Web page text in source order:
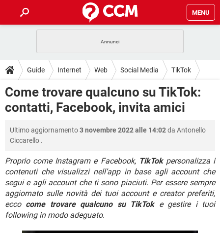
MENU
INTRATTENIMENTO ANDROID
iOS WINDOWS 10
INSTAGRAM WHATSAPP
HARDWARE
GUIDE
COVID-19
INTRATTENIMENTO ANDROID
INSTAGRAM WHATSAPP
HARDWARE
DOWNLOAD
COVID-19 GAMING
iOS
INSTAGRAM WHATSAPP
TIKTOK FACEBOOK
HARDWARE
FORUM
COVID-19 GAMING
iOS WINDOWS 10
INSTAGRAM WHATSAPP
TIKTOK FACEBOOK
HARDWARE
GLOSSARIO
COVID-19 GAMING
INTRATTENIMENTO ANDROID
iOS WINDOWS 10
INSTAGRAM WHATSAPP
Guide Internet Web Social Media TikTok
Come trovare qualcuno su TikTok:
contatti, Facebook, invita amici
Ultimo aggiornamento3 novembre 2022 alle 14:02da Antonello
Ciccarello .
Proprio come Instagram e Facebook, TikTokpersonalizza i
contenuti che visualizzi nell’app in base agli account che
segui e agli account che ti sono piaciuti. Per essere sempre
aggiornato sulle novità dei tuoi account e creator preferiti,
ecco come trovare qualcuno su TikToke gestire i tuoi
following in modo adeguato.